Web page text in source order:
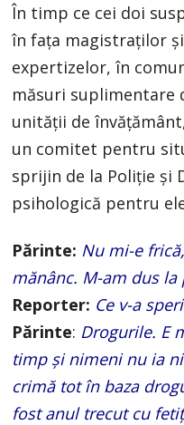
În timp ce cei doi
în fața magistraților
expertizelor, în
măsuri suplimentare
unității de
un comitet pentru
sprijin de la Poliție și
psihologică pentru
Părinte: Nu mi-e
mănânc. M-am dus
Reporter: Ce v-a
Părinte: Drogurile. E
timp și nimeni nu ia
crimă tot în baza
fost anul trecut cu